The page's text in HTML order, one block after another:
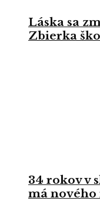
Láska sa
Zbierka
34 rokov v
má